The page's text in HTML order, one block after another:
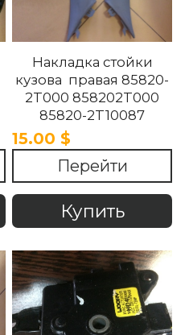
Накладка стойки
кузова правая 85820-
2T000 858202T000
85820-2T10087
858202T10087 85820-
2T100UP
858202T100UP Kia
Optima 2010 -2015
15.00 $
Перейти
Купить